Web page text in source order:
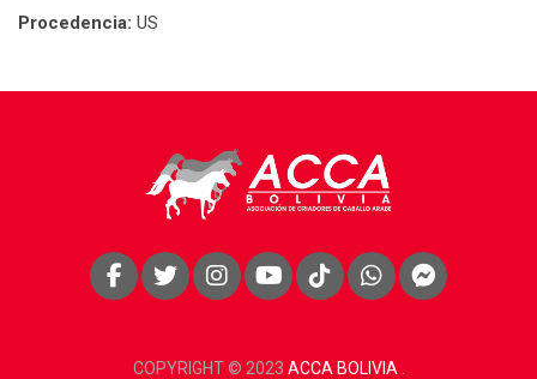
Procedencia: US
COPYRIGHT © 2023 ACCA BOLIVIA